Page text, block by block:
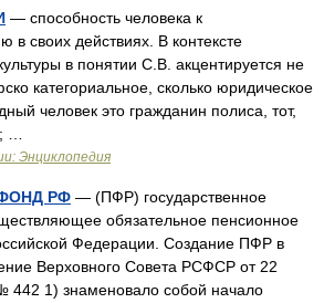
— способность человека к
в своих действиях. В контексте
в понятии C.B. акцентируется не
категориальное, сколько юридическое
человек это гражданин полиса, тот,
…
Энциклопедия
РФ — (ПФР) государственное
обязательное пенсионное
Федерации. Создание ПФР в
Верховного Совета РСФСР от 22
442 1) знаменовало собой начало